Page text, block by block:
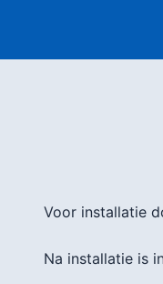
Voor installatie
Na installatie is